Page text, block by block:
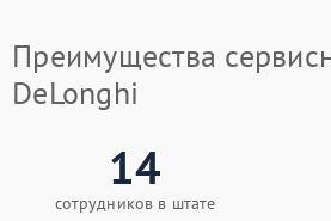
Преимущества
DeLonghi
14
сотрудников в штате